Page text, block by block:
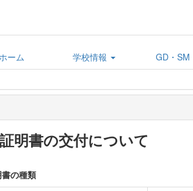
ーム 学校情報 GD・SM
明書の交付について
の種類